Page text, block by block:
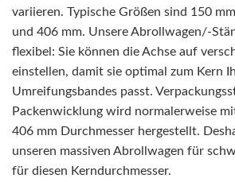
variieren. Typische Größen sind 150
und 406 mm. Unsere Abrollwagen/-
flexibel: Sie können die Achse auf
einstellen, damit sie optimal zum Kern
Umreifungsbandes passt.
Packenwicklung wird normalerweise
406 mm Durchmesser hergestellt.
unseren massiven Abrollwagen für
für diesen Kerndurchmesser.